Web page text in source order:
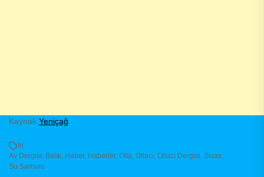
Kaynak Yeniçağ
In
Av Dergisi, Balık, Haber, Haberler, Olta, Oltacı, Oltacı Dergisi, Sivas,
Su Samuru